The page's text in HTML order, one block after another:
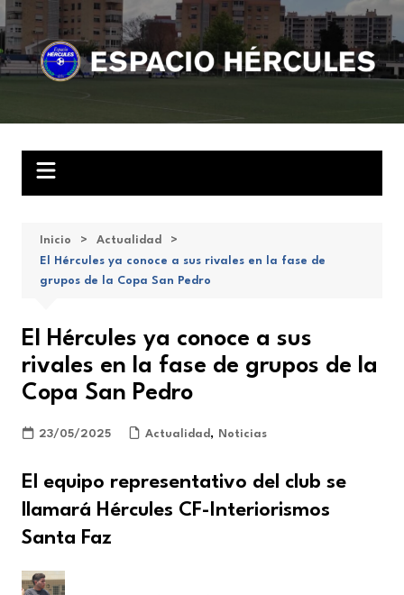
Saltar
al
contenido
Inicio
Actualidad
El Hércules ya conoce a sus rivales en la fase de
grupos de la Copa San Pedro
El Hércules ya conoce a sus
rivales en la fase de grupos de la
Copa San Pedro
23/05/2025 Actualidad , Noticias
El equipo representativo del club se
llamará Hércules CF-Interiorismos
Santa Faz